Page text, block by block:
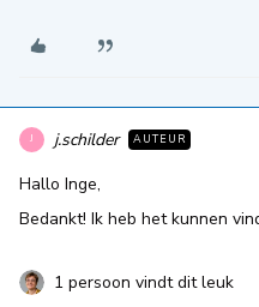
J j.schilder AUTEUR
Hallo Inge,
Bedankt! Ik heb het kunnen
1 persoon vindt dit leuk